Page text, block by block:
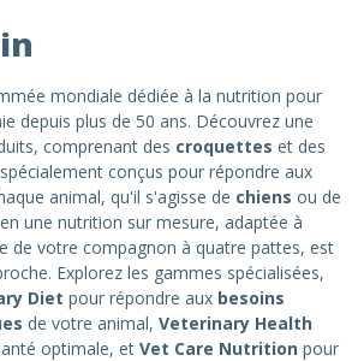
mondiale dédiée à la nutrition pour
depuis plus de 50 ans. Découvrez une
comprenant des croquettes et des
conçus pour répondre aux
animal, qu'il s'agisse de chiens ou de
une nutrition sur mesure, adaptée à
de votre compagnon à quatre pattes, est
Explorez les gammes spécialisées,
Diet pour répondre aux besoins
de votre animal, Veterinary Health
optimale, et Vet Care Nutrition pour